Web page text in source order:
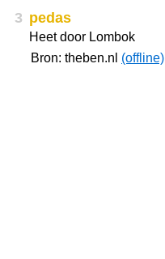
3 pedas
Heet door Lombok
Bron: theben.nl (offline)